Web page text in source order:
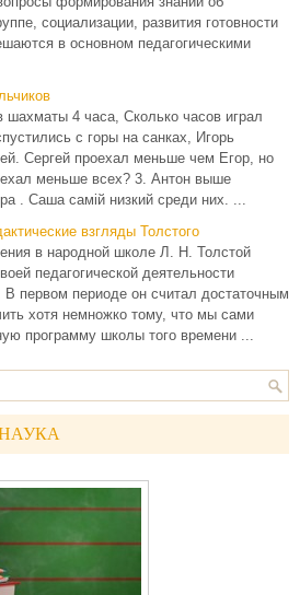
социализации, развития готовности
в основном педагогическими
шахматы 4 часа, Сколько часов играл
с горы на санках, Игорь
Сергей проехал меньше чем Егор, но
меньше всех? 3. Антон выше
. Саша самій низкий среди них. ...
взгляды Толстого
в народной школе Л. Н. Толстой
педагогической деятельности
В первом периоде он считал достаточным
хотя немножко тому, что мы сами
программу школы того времени ...